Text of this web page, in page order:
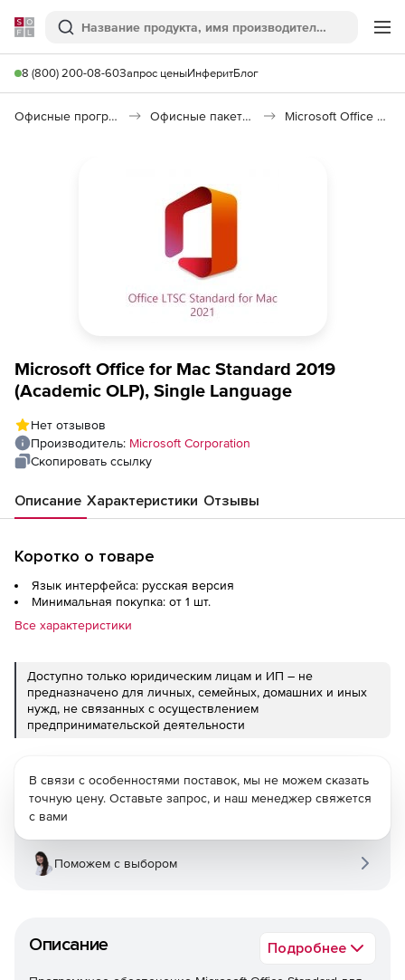
Softline
Поиск
8 (800) 200-08-60Запрос ценыИнферитБлог
Офисные программы Офисные пакеты Microsoft Office Microsoft Office Standard for Mac 2021
Microsoft Office for Mac Standard 2019
(Academic OLP), Single Language
Нет отзывов
Производитель: Microsoft Corporation
Скопировать ссылку
Описание Характеристики Отзывы
Коротко о товаре
Язык интерфейса: русская версия
Минимальная покупка: от 1 шт.
Все характеристики
Доступно только юридическим лицам и ИП – не
предназначено для личных, семейных, домашних и иных
нужд, не связанных с осуществлением
предпринимательской деятельности
Описание Подробнее
В связи с особенностями поставок, мы не можем сказать
точную цену. Оставьте запрос, и наш менеджер свяжется
с вами
Поможем с выбором